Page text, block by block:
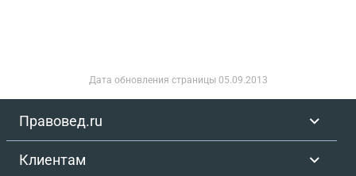
Дата обновления страницы 05.09.2013
Правовед.ru
Клиентам